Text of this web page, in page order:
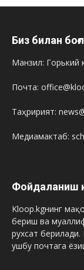
Биз билан
Манзил: Горький
Почта:
Таҳририят:
Медиамактаб:
Фойдаланиш
Kloop.kgнинг
бериш ва
рухсат
ушбу почтага